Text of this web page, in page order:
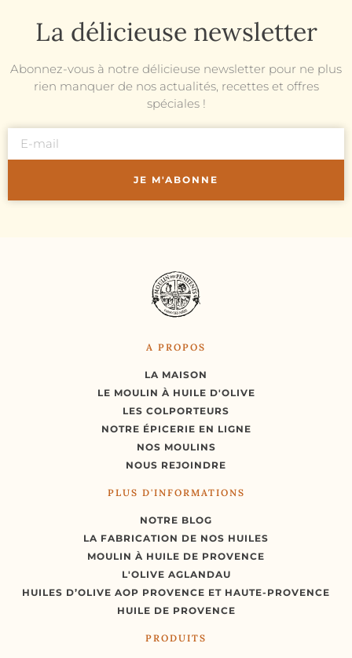
La délicieuse newsletter
Abonnez-vous à notre délicieuse newsletter pour ne plus
rien manquer de nos actualités, recettes et offres
spéciales !
JE M'ABONNE
A PROPOS
LA MAISON
LE MOULIN À HUILE D'OLIVE
LES COLPORTEURS
NOTRE ÉPICERIE EN LIGNE
NOS MOULINS
NOUS REJOINDRE
PLUS D'INFORMATIONS
NOTRE BLOG
LA FABRICATION DE NOS HUILES
MOULIN À HUILE DE PROVENCE
L'OLIVE AGLANDAU
HUILES D’OLIVE AOP PROVENCE ET HAUTE-PROVENCE
HUILE DE PROVENCE
PRODUITS